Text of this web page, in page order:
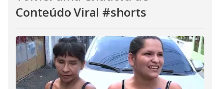
Conteúdo Viral #shorts